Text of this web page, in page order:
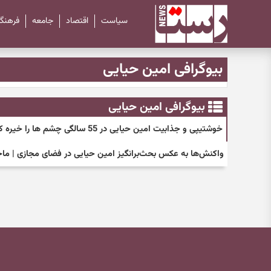
سیاست اقتصاد جامعه
بیوگرافی امین حیایی
بیوگرافی امین حیایی
خوشتیپی و جذابیت امین حیایی در 55 سالگی چشم ها را خیره کرد | استایل لوکس امین حیایی با ساعت 1 میلیاردی اش را ببینید + عکس
واکنش‌ها به عکس بحث‌برانگیز امین حیایی در فضای مجازی |